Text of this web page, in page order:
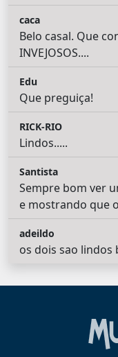
caca
Belo casal. Que
INVEJOSOS....
Edu
Que preguiça!
RICK-RIO
Lindos.....
Santista
Sempre bom ver
e mostrando que
adeildo
os dois sao lindos